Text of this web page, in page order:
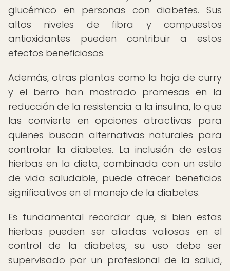
glucémico en personas con diabetes. Sus
altos niveles de fibra y compuestos
antioxidantes pueden contribuir a estos
efectos beneficiosos.
Además, otras plantas como la hoja de curry
y el berro han mostrado promesas en la
reducción de la resistencia a la insulina, lo que
las convierte en opciones atractivas para
quienes buscan alternativas naturales para
controlar la diabetes. La inclusión de estas
hierbas en la dieta, combinada con un estilo
de vida saludable, puede ofrecer beneficios
significativos en el manejo de la diabetes.
Es fundamental recordar que, si bien estas
hierbas pueden ser aliadas valiosas en el
control de la diabetes, su uso debe ser
supervisado por un profesional de la salud,